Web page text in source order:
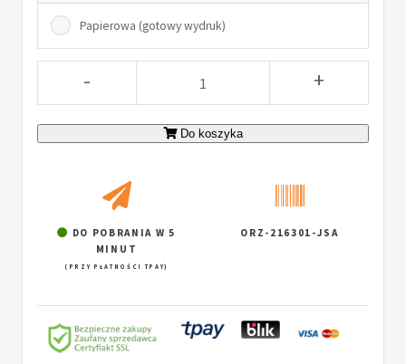
Papierowa (gotowy wydruk)
- +
Do koszyka
DO POBRANIA W 5
MINUT
(PRZY PŁATNOŚCI TPAY)
ORZ-216301-JSA